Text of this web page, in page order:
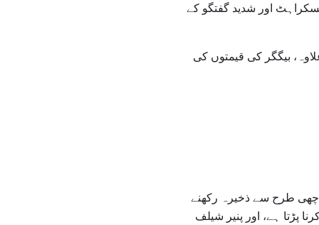
اور شدید گفتگو کے
بیگگر کی قیمتوں کی
طرح سے ذخیرہ رکھنے
پڑتا ہے، اور پنیر شیلف